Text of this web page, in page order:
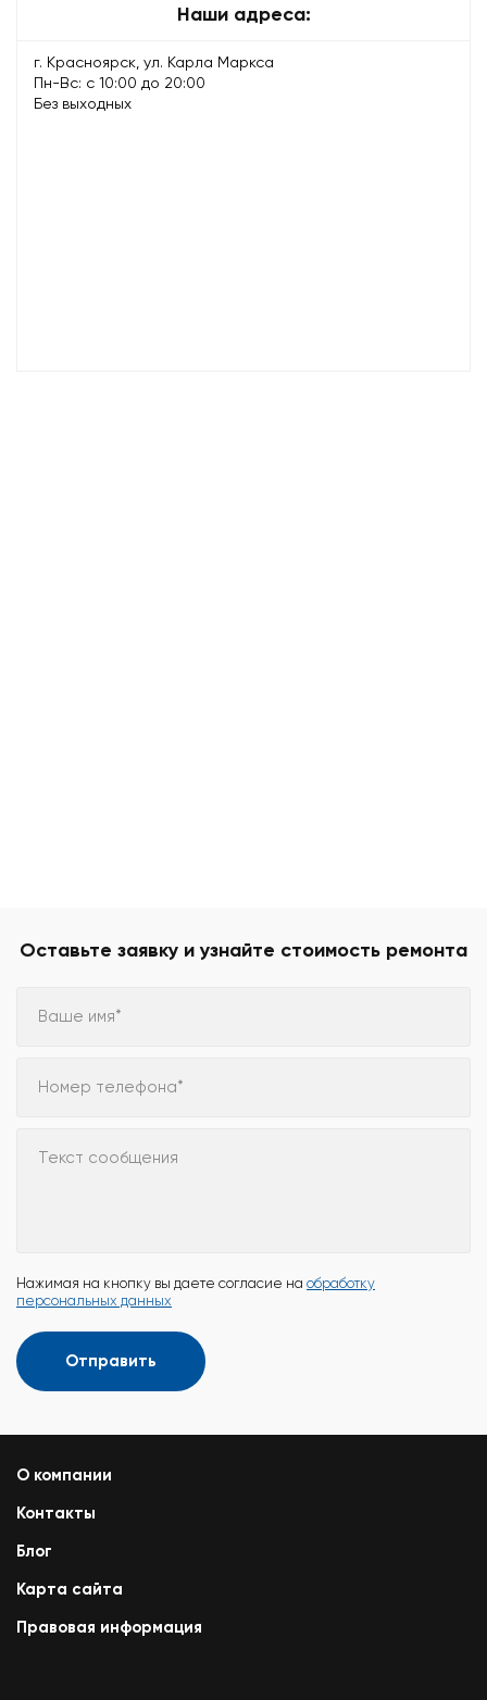
Наши адреса:
г. Красноярск, ул. Карла Маркса
Пн-Вс: с 10:00 до 20:00
Без выходных
Оставьте заявку и узнайте стоимость ремонта
Ваше имя*
Номер телефона*
Текст сообщения
Нажимая на кнопку вы даете согласие на обработку
персональных данных
Отправить
О компании
Контакты
Блог
Карта сайта
Правовая информация